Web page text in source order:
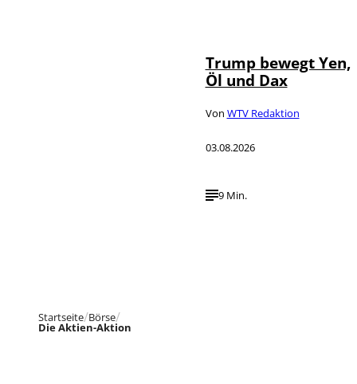
Trump bewegt Yen,
Öl und Dax
Von WTV Redaktion
03.08.2026
9 Min.
Startseite Börse
Die Aktien-Aktion